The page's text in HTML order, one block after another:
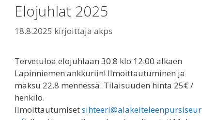
Elojuhlat 2025
18.8.2025 kirjoittaja akps
Tervetuloa elojuhlaan 30.8 klo 12:00 alkaen
Lapinniemen ankkuriin! Ilmoittautuminen ja
maksu 22.8 mennessä. Tilaisuuden hinta 25€ /
henkilö.
Ilmoittautumisetsihteeri@alakeiteleenpursiseur